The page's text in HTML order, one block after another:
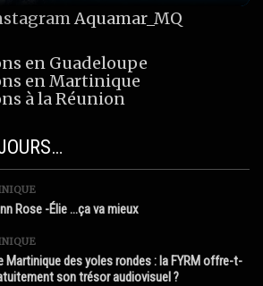
Aquamar_MQ
en Guadeloupe
en Martinique
à la Réunion
Rose -Élie …ça va mieux
Martinique des yoles rondes : la FYRM offre-t-
son trésor audiovisuel ?